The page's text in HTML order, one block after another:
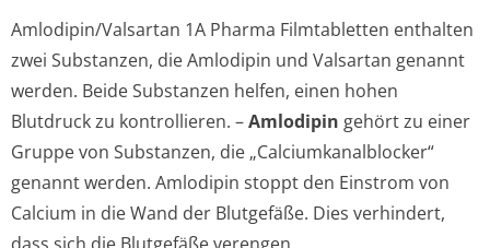
Amlodipin/Valsartan 1A Pharma Filmtabletten enthalten
zwei Substanzen, die Amlodipin und Valsartan genannt
werden. Beide Substanzen helfen, einen hohen
Blutdruck zu kontrollieren. –Amlodipin gehört zu einer
Gruppe von Substanzen, die „Calciumkanal­blocker“
genannt werden. Amlodipin stoppt den Einstrom von
Calcium in die Wand der Blutgefäße. Dies verhindert,